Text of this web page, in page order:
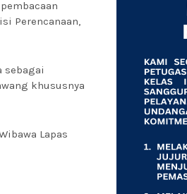
Perencanaan,
sebagai
khususnya
Lapas